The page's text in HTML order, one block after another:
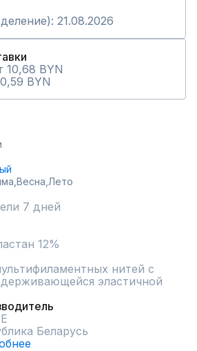
21.08.2026
10,68 BYN
BYN
Весна, Лето
7 дней
12%
нитей с
эластичной
Беларусь